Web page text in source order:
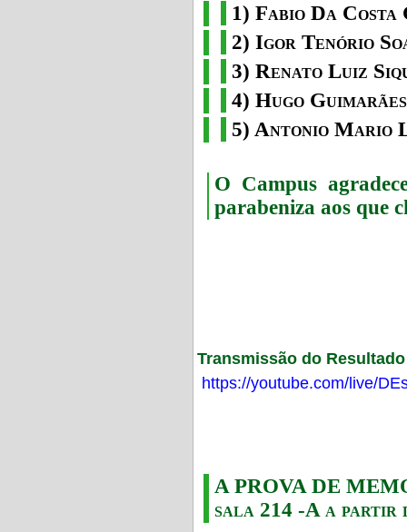
1) Fabio Da
2) Igor Tenório
3) Renato Luiz
4) Hugo
5) Antonio Mario
O Campus
parabeniza aos que
Transmissão do
https://youtube.com/live/
A PROVA DE
sala 214 -A a partir